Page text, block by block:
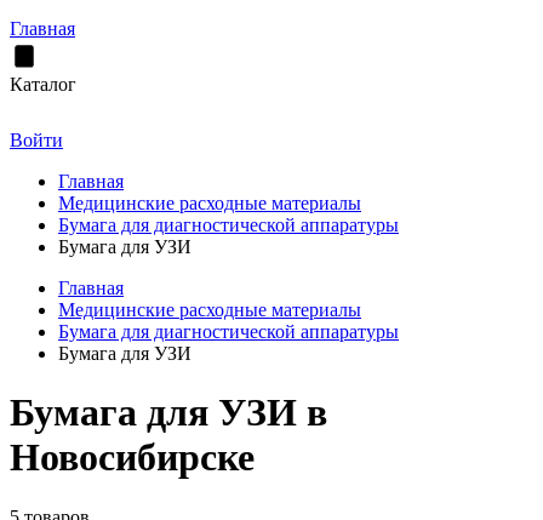
Главная
Каталог
Войти
Главная
Медицинские расходные материалы
Бумага для диагностической аппаратуры
Бумага для УЗИ
Главная
Медицинские расходные материалы
Бумага для диагностической аппаратуры
Бумага для УЗИ
Бумага для УЗИ в
Новосибирске